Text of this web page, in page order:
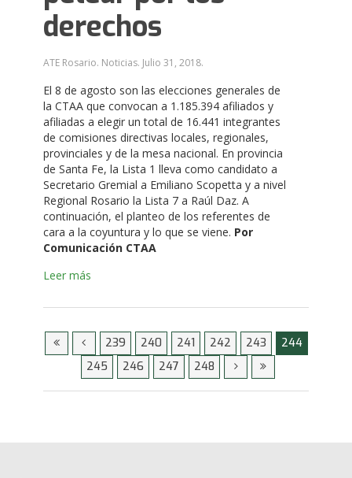
derechos
ATE Rosario. Noticias. Julio 31, 2018.
El 8 de agosto son las elecciones generales de
la CTAA que convocan a 1.185.394 afiliados y
afiliadas a elegir un total de 16.441 integrantes
de comisiones directivas locales, regionales,
provinciales y de la mesa nacional. En provincia
de Santa Fe, la Lista 1 lleva como candidato a
Secretario Gremial a Emiliano Scopetta y a nivel
Regional Rosario la Lista 7 a Raúl Daz. A
continuación, el planteo de los referentes de
cara a la coyuntura y lo que se viene. Por
Comunicación CTAA
Leer más
239 240 241 242 243
244
245
246 247 248